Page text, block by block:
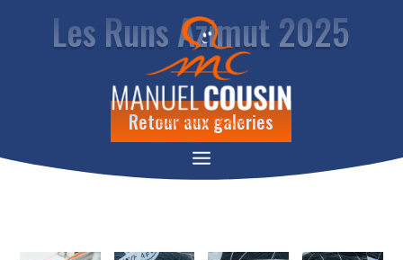
Les Runs Azimut 2025
Retour aux galeries